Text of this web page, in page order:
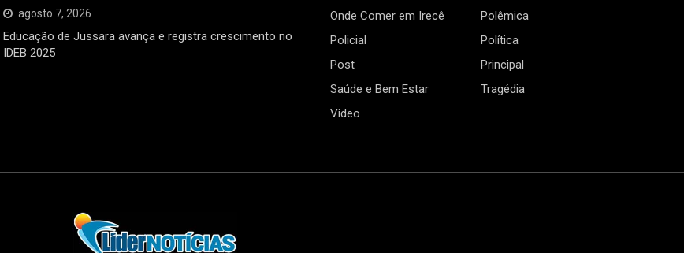
agosto 7, 2026
Educação de Jussara avança e registra crescimento no
IDEB 2025
Onde Comer em Irecê
Polêmica
Policial
Política
Post
Principal
Saúde e Bem Estar
Tragédia
Video